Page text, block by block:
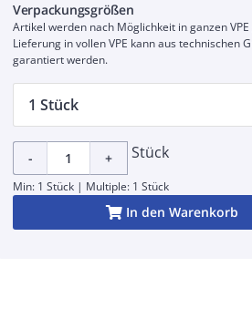
Verpackungsgrößen
Artikel werden nach Möglichkeit in ganzen
Lieferung in vollen VPE kann aus technischen
garantiert werden.
1 Stück
- + Stück
Min: 1 Stück | Multiple: 1 Stück
In den Warenkorb